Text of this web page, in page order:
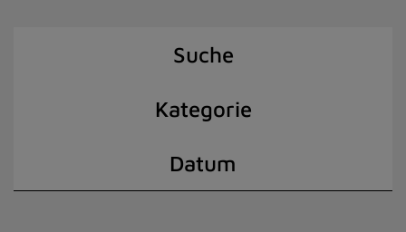
Suche
Kategorie
Datum